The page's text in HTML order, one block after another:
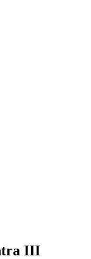
III